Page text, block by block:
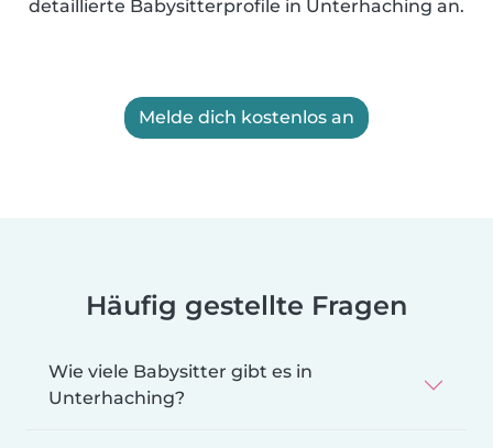
detaillierte Babysitterprofile in Unterhaching an.
Melde dich kostenlos an
Häufig gestellte Fragen
Wie viele Babysitter gibt es in
Unterhaching?